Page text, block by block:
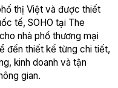
thị Việt và được thiết
tế, SOHO tại The
nhà phố thương mại
đến thiết kế từng chi tiết,
kinh doanh và tận
gian.